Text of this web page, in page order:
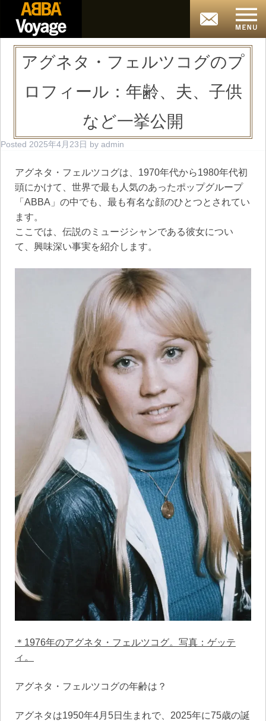
アグネタ・フェルツコグのプ
ロフィール：年齢、夫、子供
など一挙公開
Posted 2025年4月23日 by admin
アグネタ・フェルツコグは、1970年代から1980年代初
頭にかけて、世界で最も人気のあったポップグループ
「ABBA」の中でも、最も有名な顔のひとつとされてい
ます。
ここでは、伝説のミュージシャンである彼女につい
て、興味深い事実を紹介します。
＊1976年のアグネタ・フェルツコグ。写真：ゲッテ
ィ。
アグネタ・フェルツコグの年齢は？
アグネタは1950年4月5日生まれで、2025年に75歳の誕